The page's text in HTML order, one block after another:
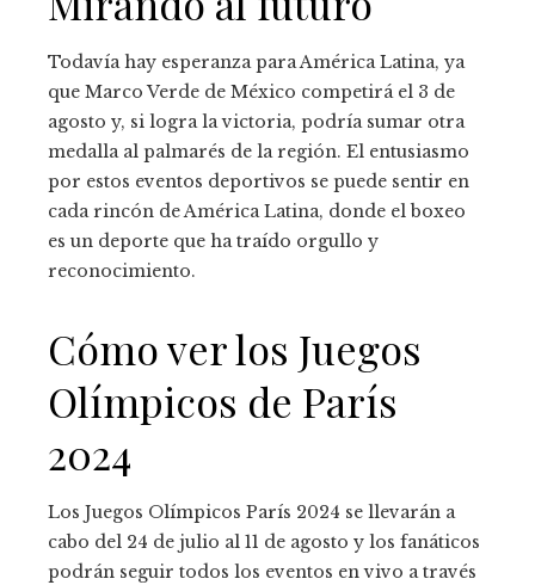
Todavía hay esperanza para América Latina, ya
que Marco Verde de México competirá el 3 de
agosto y, si logra la victoria, podría sumar otra
medalla al palmarés de la región. El entusiasmo
por estos eventos deportivos se puede sentir en
cada rincón de América Latina, donde el boxeo
es un deporte que ha traído orgullo y
reconocimiento.
Cómo ver los Juegos
Olímpicos de París
2024
Los Juegos Olímpicos París 2024 se llevarán a
cabo del 24 de julio al 11 de agosto y los fanáticos
podrán seguir todos los eventos en vivo a través